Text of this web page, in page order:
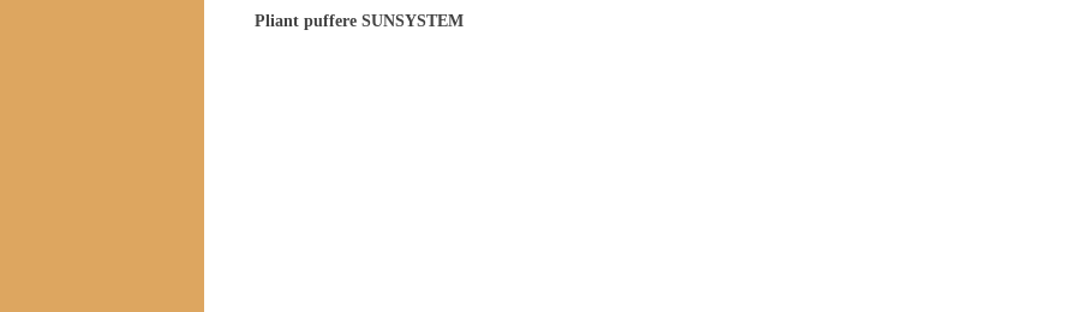
Pliant puffere SUNSYSTEM